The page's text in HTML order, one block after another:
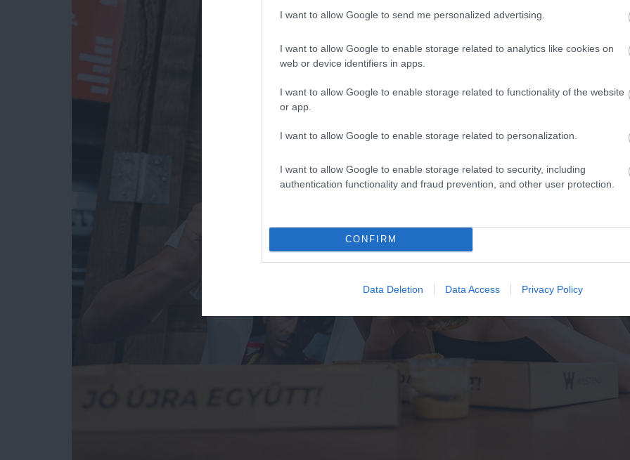
I want to allow Google to send me personalized advertising.
I want to allow Google to enable storage related to analytics like cookies on
web or device identifiers in apps.
I want to allow Google to enable storage related to functionality of the website
or app.
I want to allow Google to enable storage related to personalization.
I want to allow Google to enable storage related to security, including
authentication functionality and fraud prevention, and other user protection.
CONFIRM
Data Deletion Data Access Privacy Policy